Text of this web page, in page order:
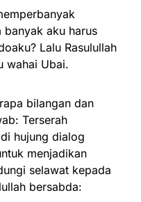
banyak aku harus
Lalu Rasulullah
wahai Ubai.
bilangan dan
Terserah
hujung dialog
menjadikan
selawat kepada
bersabda: